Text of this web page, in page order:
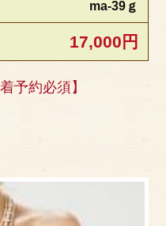
ma-39ｇ
17,000円
予約必須】